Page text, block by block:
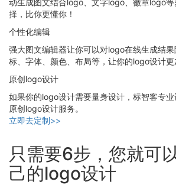
动生成图文结合logo、文字logo、徽章logo
择，比你更懂你！
个性化编辑
强大图文编辑器让你可以对logo在线生成结
标、字体、颜色、布局等，让你的logo设计更
原创logo设计
如果你的logo设计需要量身设计，标智客专
原创logo设计服务。
立即去定制>>
只需要6步，您就可
己的logo设计